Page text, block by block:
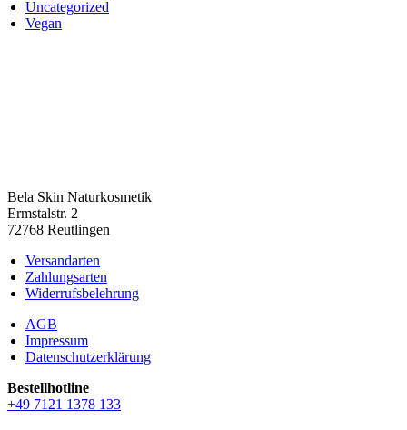
Uncategorized
Vegan
Bela Skin Naturkosmetik
Erm­s­tal­str. 2
72768 Reut­lin­gen
Versandarten
Zahlungsarten
Widerrufsbelehrung
AGB
Impressum
Datenschutzerklärung
Bestell­hot­line
+49 7121 1378 133